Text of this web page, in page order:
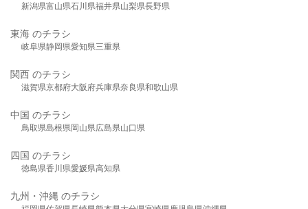
新潟県富山県石川県福井県山梨県長野県
東海 のチラシ
岐阜県静岡県愛知県三重県
関西 のチラシ
滋賀県京都府大阪府兵庫県奈良県和歌山県
中国 のチラシ
鳥取県島根県岡山県広島県山口県
四国 のチラシ
徳島県香川県愛媛県高知県
九州・沖縄 のチラシ